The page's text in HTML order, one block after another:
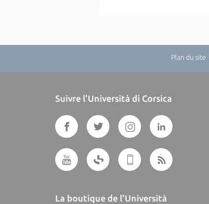
Plan du site
Suivre l'Università di Corsica
La boutique de l'Università